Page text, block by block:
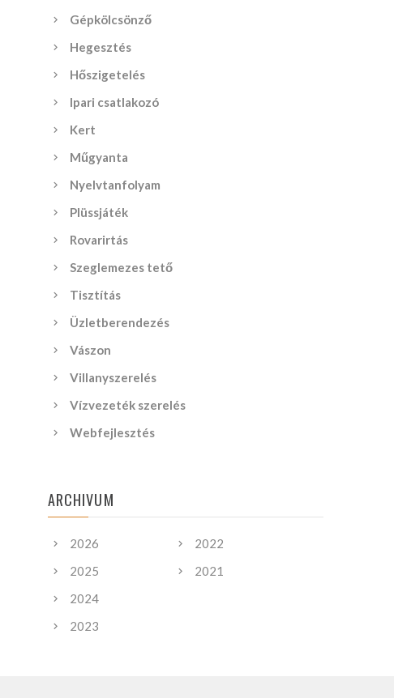
Gépkölcsönző
Hegesztés
Hőszigetelés
Ipari csatlakozó
Kert
Műgyanta
Nyelvtanfolyam
Plüssjáték
Rovarirtás
Szeglemezes tető
Tisztítás
Üzletberendezés
Vászon
Villanyszerelés
Vízvezeték szerelés
Webfejlesztés
ARCHIVUM
2026
2025
2024
2023
2022
2021